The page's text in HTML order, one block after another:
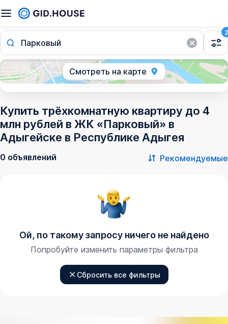
Парковый
2
Смотреть на карте
Купить трёхкомнатную квартиру до 4
млн рублей в ЖК «Парковый» в
Адыгейске в Республике Адыгея
0 объявлений Рекомендуемые
Ой, по такому запросу ничего не найдено
Попробуйте изменить параметры фильтра
Сбросить все фильтры